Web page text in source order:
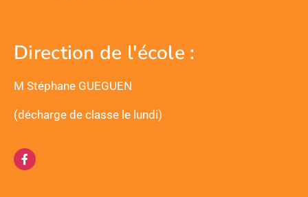
Direction de l'école :
M Stéphane GUEGUEN
(décharge de classe le lundi)